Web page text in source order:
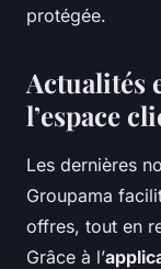
protégée.
Actualités
l’espace
Les dernières
Groupama
offres, tout en
Grâce à l’